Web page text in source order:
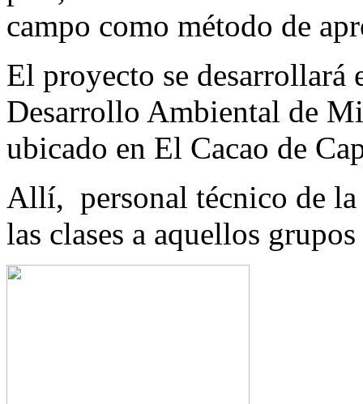
campo como método de
El proyecto se desarrollará
Desarrollo Ambiental de
ubicado en El Cacao de
Allí, personal técnico de la
las clases a aquellos